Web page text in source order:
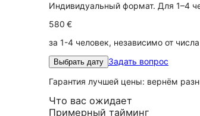
Индивидуальный формат. Для 1–4
580 €
за 1-4 человек, независимо от
Выбрать дату Задать вопрос
Гарантия лучшей цены: вернём
Что вас ожидает
Примерный тайминг